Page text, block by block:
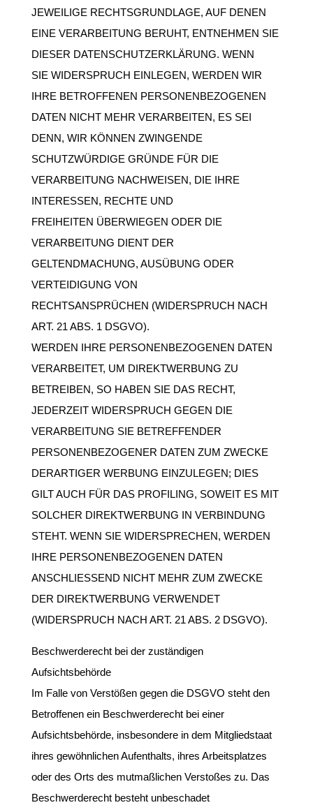
JEWEILIGE RECHTSGRUNDLAGE, AUF DENEN
EINE VERARBEITUNG BERUHT, ENTNEHMEN SIE
DIESER DATENSCHUTZERKLÄRUNG. WENN
SIE WIDERSPRUCH EINLEGEN, WERDEN WIR
IHRE BETROFFENEN PERSONENBEZOGENEN
DATEN NICHT MEHR VERARBEITEN, ES SEI
DENN, WIR KÖNNEN ZWINGENDE
SCHUTZWÜRDIGE GRÜNDE FÜR DIE
VERARBEITUNG NACHWEISEN, DIE IHRE
INTERESSEN, RECHTE UND
FREIHEITEN ÜBERWIEGEN ODER DIE
VERARBEITUNG DIENT DER
GELTENDMACHUNG, AUSÜBUNG ODER
VERTEIDIGUNG VON
RECHTSANSPRÜCHEN (WIDERSPRUCH NACH
ART. 21 ABS. 1 DSGVO).
WERDEN IHRE PERSONENBEZOGENEN DATEN
VERARBEITET, UM DIREKTWERBUNG ZU
BETREIBEN, SO HABEN SIE DAS RECHT,
JEDERZEIT WIDERSPRUCH GEGEN DIE
VERARBEITUNG SIE BETREFFENDER
PERSONENBEZOGENER DATEN ZUM ZWECKE
DERARTIGER WERBUNG EINZULEGEN; DIES
GILT AUCH FÜR DAS PROFILING, SOWEIT ES MIT
SOLCHER DIREKTWERBUNG IN VERBINDUNG
STEHT. WENN SIE WIDERSPRECHEN, WERDEN
IHRE PERSONENBEZOGENEN DATEN
ANSCHLIESSEND NICHT MEHR ZUM ZWECKE
DER DIREKTWERBUNG VERWENDET
(WIDERSPRUCH NACH ART. 21 ABS. 2 DSGVO).
Beschwerderecht bei der zuständigen
Aufsichtsbehörde
Im Falle von Verstößen gegen die DSGVO steht den
Betroffenen ein Beschwerderecht bei einer
Aufsichtsbehörde, insbesondere in dem Mitgliedstaat
ihres gewöhnlichen Aufenthalts, ihres Arbeitsplatzes
oder des Orts des mutmaßlichen Verstoßes zu. Das
Beschwerderecht besteht unbeschadet